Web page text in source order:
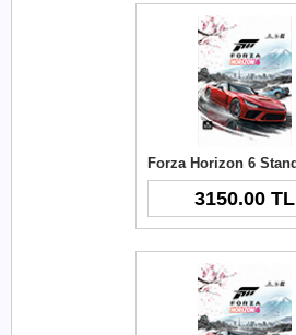
3150.00 TL